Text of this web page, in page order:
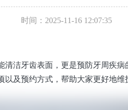
时间：2025-11-16 12:07:35
清洁牙齿表面，更是预防牙周疾
及预约方式，帮助大家更好地维